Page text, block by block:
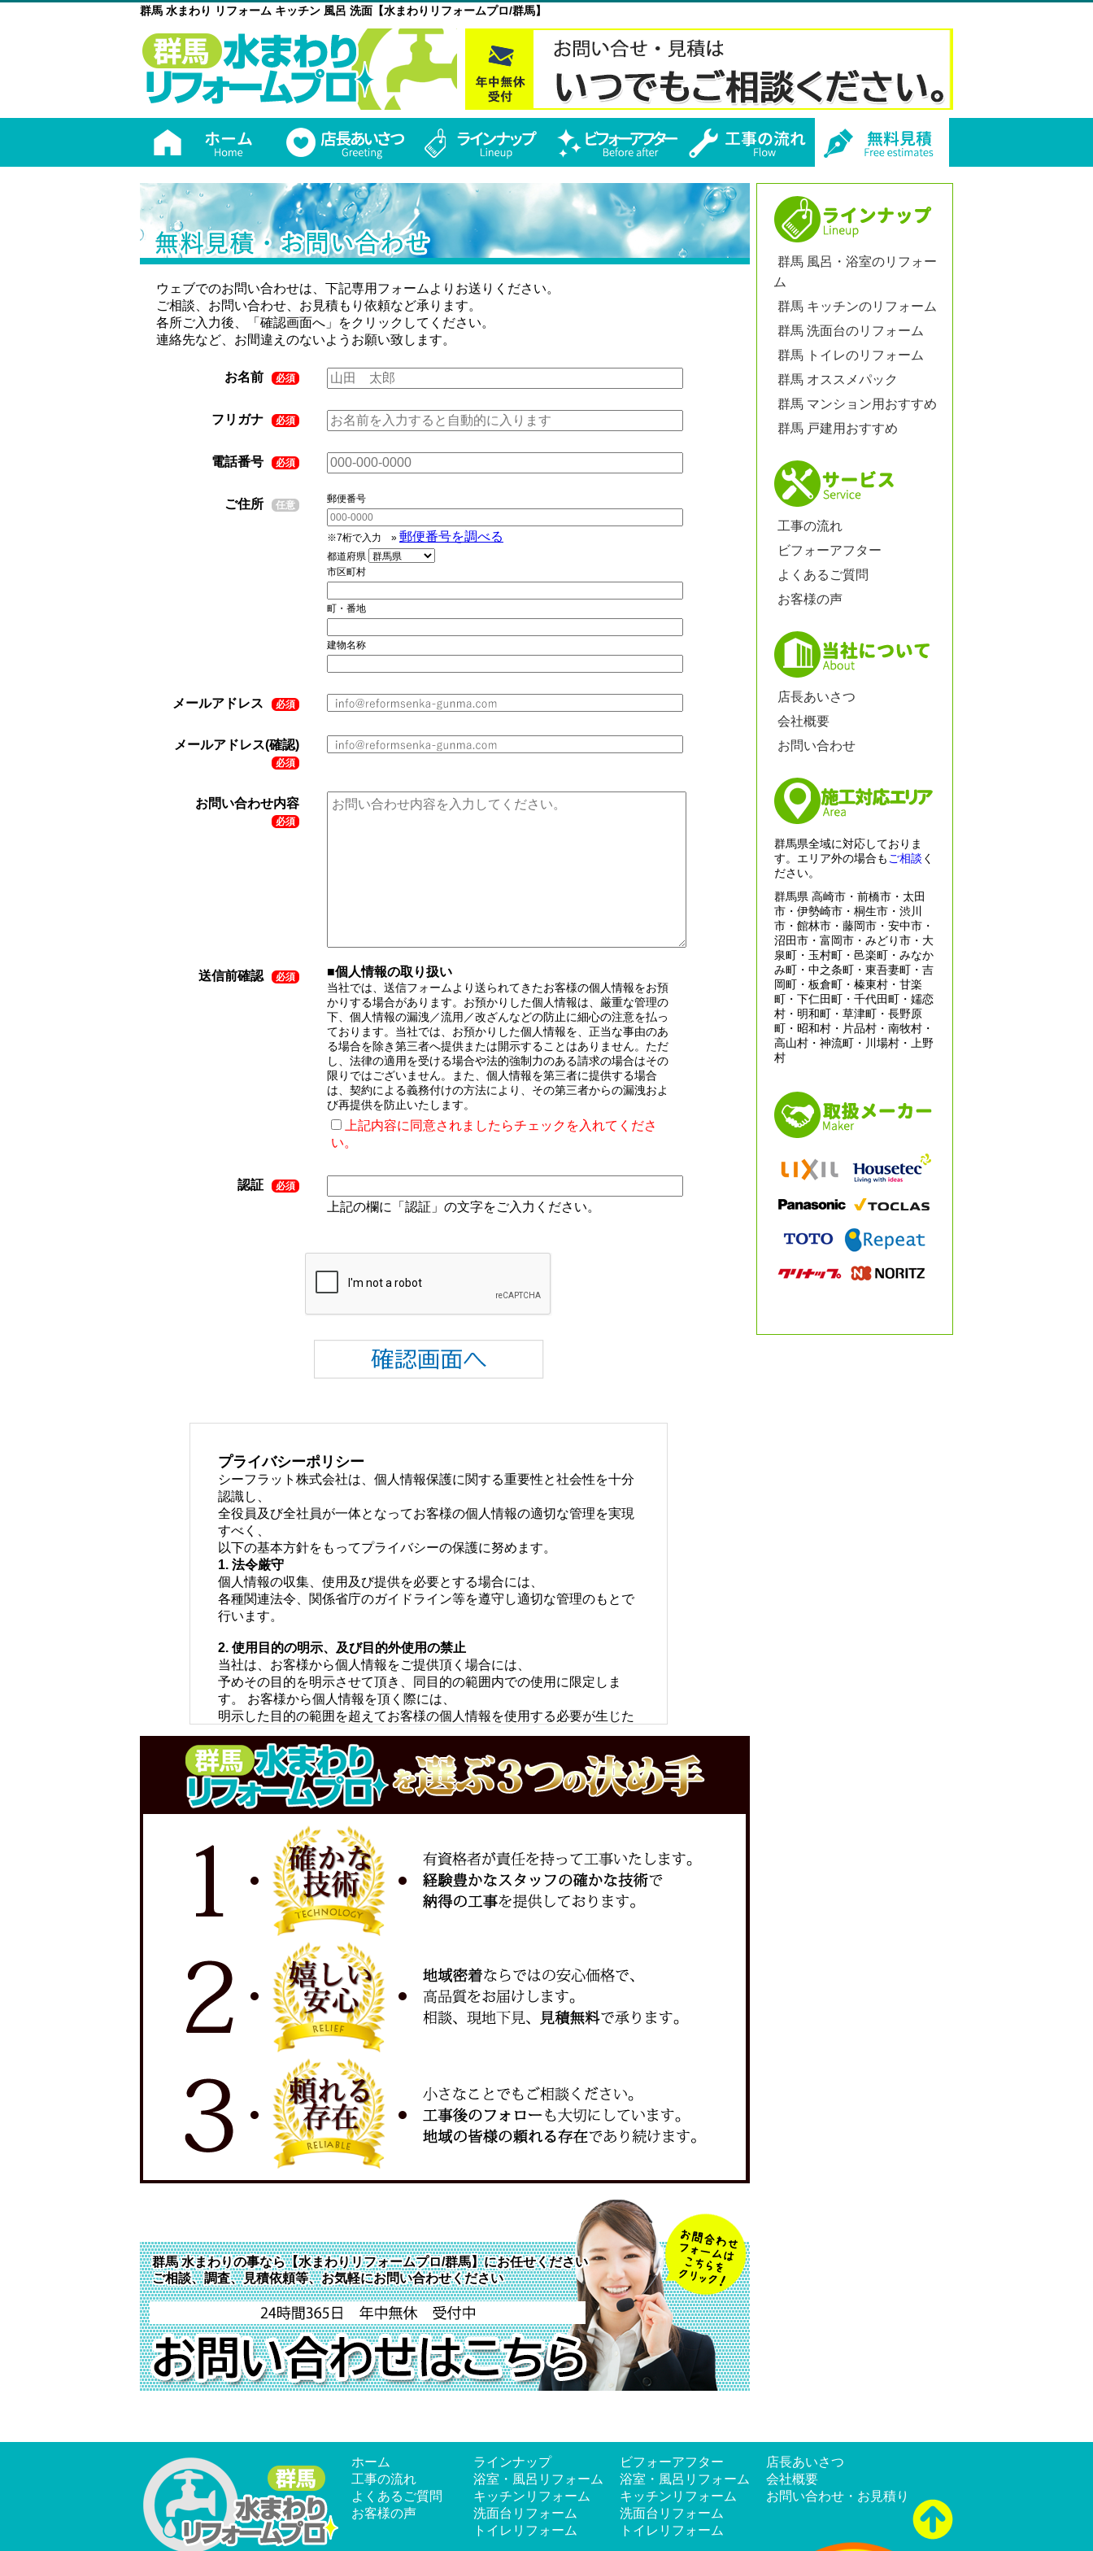
群馬 水まわり リフォーム キッチン 風呂 洗面【水まわりリフォームプロ/群馬】
群馬 風呂・浴室のリフォー
ム
群馬 キッチンのリフォーム
群馬 洗面台のリフォーム
群馬 トイレのリフォーム
群馬 オススメパック
群馬 マンション用おすすめ
群馬 戸建用おすすめ
工事の流れ
ビフォーアフター
よくあるご質問
お客様の声
店長あいさつ
会社概要
お問い合わせ
群馬県全域に対応しておりま
す。エリア外の場合も ご相談 く
ださい。
群馬県 高崎市・前橋市・太田
市・伊勢崎市・桐生市・渋川
市・館林市・藤岡市・安中市・
沼田市・富岡市・みどり市・大
泉町・玉村町・邑楽町・みなか
み町・中之条町・東吾妻町・吉
岡町・板倉町・榛東村・甘楽
町・下仁田町・千代田町・嬬恋
村・明和町・草津町・長野原
町・昭和村・片品村・南牧村・
高山村・神流町・川場村・上野
村
ウェブでのお問い合わせは、下記専用フォームよりお送りください。
ご相談、お問い合わせ、お見積もり依頼など承ります。
各所ご入力後、「確認画面へ」をクリックしてください。
連絡先など、お間違えのないようお願い致します。
お名前 必須
フリガナ 必須
電話番号 必須
ご住所 任意
郵便番号
※7桁で入力 » 郵便番号を調べる
都道府県
市区町村
町・番地
建物名称
メールアドレス 必須
メールアドレス(確認)
必須
お問い合わせ内容
必須
送信前確認 必須 ■個人情報の取り扱い
当社では、送信フォームより送られてきたお客様の個人情報をお預
かりする場合があります。お預かりした個人情報は、厳重な管理の
下、個人情報の漏洩／流用／改ざんなどの防止に細心の注意を払っ
ております。当社では、お預かりした個人情報を、正当な事由のあ
る場合を除き第三者へ提供または開示することはありません。ただ
し、法律の適用を受ける場合や法的強制力のある請求の場合はその
限りではございません。また、個人情報を第三者に提供する場合
は、契約による義務付けの方法により、その第三者からの漏洩およ
び再提供を防止いたします。
上記内容に同意されましたらチェックを入れてくださ
い。
認証 必須
上記の欄に「認証」の文字をご入力ください。
プライバシーポリシー
シーフラット株式会社は、個人情報保護に関する重要性と社会性を十分
認識し、
全役員及び全社員が一体となってお客様の個人情報の適切な管理を実現
すべく、
以下の基本方針をもってプライバシーの保護に努めます。
1. 法令厳守
個人情報の収集、使用及び提供を必要とする場合には、
各種関連法令、関係省庁のガイドライン等を遵守し適切な管理のもとで
行います。
2. 使用目的の明示、及び目的外使用の禁止
当社は、お客様から個人情報をご提供頂く場合には、
予めその目的を明示させて頂き、同目的の範囲内での使用に限定しま
す。 お客様から個人情報を頂く際には、
明示した目的の範囲を超えてお客様の個人情報を使用する必要が生じた
場合には、 事前にお客様にその目的をご連絡致します。
新たな目的にご同意がなければ当初の目的を超えた使用は致しません。
3. 個人情報の第三者への非開示
お客様からご提供頂いた個人情報については、
漏洩等の防止に努め、適切な管理のもとで安全に蓄積・保管し、
一定の条件を除いて第三者に開示する事は基本的にありません。
4. お客様の個人情報の厳重かつ適正な管理
お客様からご提供頂きました個人情報は適切かつ慎重に管理致します。
また、お客様の個人情報保護のため、社内体制を整備し、
これを実効あるものとして運用するとともに、必要に応じた見直しを行
い、継続的改善に努めます。
群馬 水まわりの事なら【水まわりリフォームプロ/群馬】にお任せください
ご相談、調査、見積依頼等、お気軽にお問い合わせください
ホーム
工事の流れ
よくあるご質問
お客様の声
ラインナップ
浴室・風呂リフォーム
キッチンリフォーム
洗面台リフォーム
トイレリフォーム
ビフォーアフター
浴室・風呂リフォーム
キッチンリフォーム
洗面台リフォーム
トイレリフォーム
店長あいさつ
会社概要
お問い合わせ・お見積り